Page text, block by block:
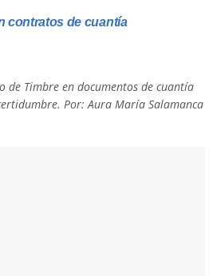
contratos de cuantía
de Timbre en documentos de cuantía
Por: Aura María Salamanca